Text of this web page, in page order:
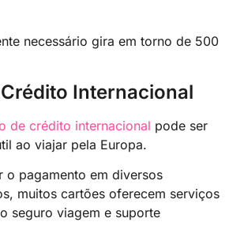
necessário gira em torno de 500
Internacional
de crédito internacional pode ser
ao viajar pela Europa.
o pagamento em diversos
muitos cartões oferecem serviços
seguro viagem e suporte